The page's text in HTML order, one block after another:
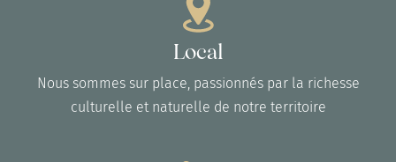
Local
Nous sommes sur place, passionnés par la richesse
culturelle et naturelle de notre territoire